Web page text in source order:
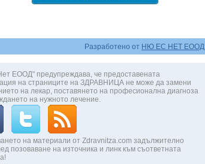
Разработено от НЮ ЕС НЕТ ЕООД
ЕООД" предупреждава, че предоставената
на страниците на ЗДРАВНИЦА не може да замени
на лекар, поставянето на професионална диагноза
на нужното лечение.
на материали от Zdravnitza.com задължително
позоваване на източника и линк към съответната